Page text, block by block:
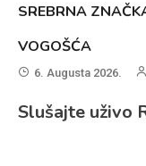
SREBRNA
VOGOŠĆA
6. Augusta 2026.
Slušajte uživo